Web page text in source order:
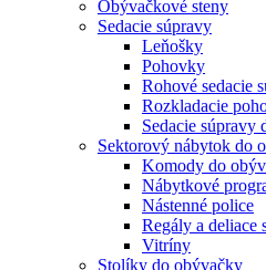
Obývačkové steny
Sedacie súpravy
Leňošky
Pohovky
Rohové sedacie
Rozkladacie
Sedacie súpravy
Sektorový nábytok do
Komody do
Nábytkové
Nástenné police
Regály a deliace
Vitríny
Stolíky do obývačky